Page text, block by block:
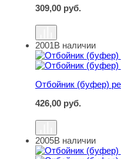
309,00 руб.
Отбойник (буфер)
2001В наличии
Отбойник (буфер)
426,00 руб.
Отбойник (буфер)
2005В наличии